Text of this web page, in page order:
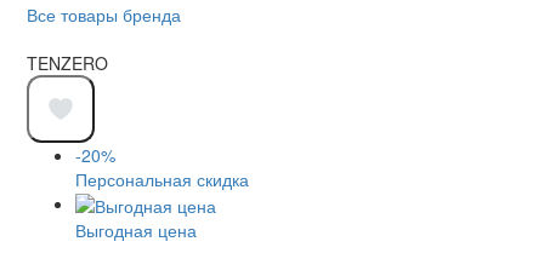
Все товары бренда
TENZERO
-20%
Персональная скидка
Выгодная цена